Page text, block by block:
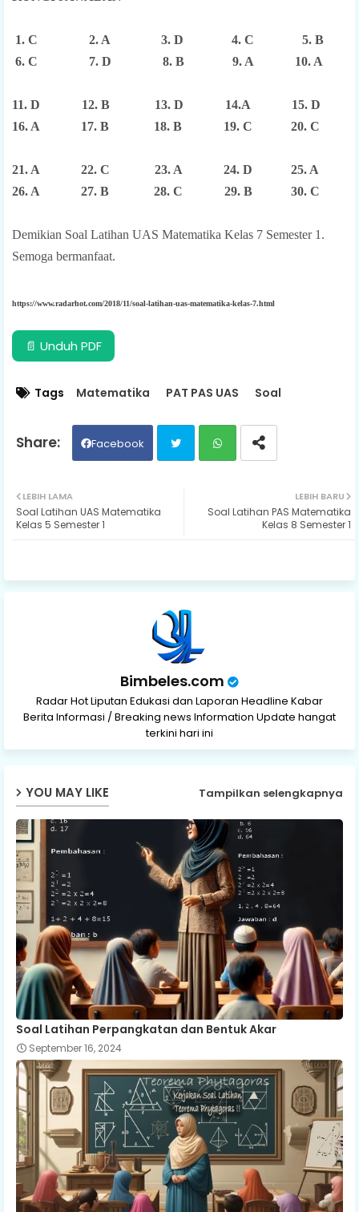
1. C 2. A 3. D 4. C 5. B
6. C 7. D 8. B 9. A 10. A
11. D 12. B 13. D 14.A 15. D
16. A 17. B 18. B 19. C 20. C
21. A 22. C 23. A 24. D 25. A
26. A 27. B 28. C 29. B 30. C
Demikian Soal Latihan UAS Matematika Kelas 7 Semester 1.
Semoga bermanfaat.
https://www.radarhot.com/2018/11/soal-latihan-uas-matematika-kelas-7.html
📄 Unduh PDF
Tags Matematika PAT PAS UAS Soal
Facebook
ats
LEBIH BARU
Soal Latihan PAS Matematika
Kelas 8 Semester 1
LEBIH LAMA
Soal Latihan UAS Matematika
Kelas 5 Semester 1
Bimbeles.com
Radar Hot Liputan Edukasi dan Laporan Headline Kabar
Berita Informasi / Breaking news Information Update hangat
terkini hari ini
YOU MAY LIKE Tampilkan selengkapnya
Soal Latihan Perpangkatan dan Bentuk Akar
September 16, 2024